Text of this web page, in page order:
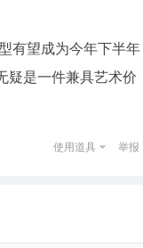
有望成为今年下半年
疑是一件兼具艺术价
使用道具 举报